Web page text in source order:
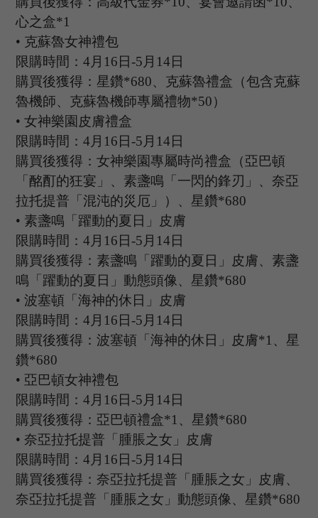
心之盒*1
• 克蘇魯女神禮包
限購時間：4月16日-5月14日
購買後獲得：星鑽*680、克蘇魯禮盒（包含克蘇
魯機師、克蘇魯機師專屬禮物*50）
• 女神樂園皮膚禮盒
限購時間：4月16日-5月14日
購買後獲得：女神樂園專屬時尚禮盒（亞巴頓
「酩酊的狂宴」、素盞鳴「一閃的鋒刃」、奈亞
拉托提普「混沌的災厄」）、星鑽*680
• 素盞鳴「躍動的夏日」皮膚
限購時間：4月16日-5月14日
購買後獲得：素盞鳴「躍動的夏日」皮膚、素盞
鳴「躍動的夏日」動態頭像、星鑽*680
• 波塞頓「海神的休日」皮膚
限購時間：4月16日-5月14日
購買後獲得：波塞頓「海神的休日」皮膚*1、星
鑽*680
• 亞巴頓女神禮包
限購時間：4月16日-5月14日
購買後獲得：亞巴頓禮盒*1、星鑽*680
• 奈亞拉托提普「腫脹之女」皮膚
限購時間：4月16日-5月14日
購買後獲得：奈亞拉托提普「腫脹之女」皮膚、
奈亞拉托提普「腫脹之女」動態頭像、星鑽*680